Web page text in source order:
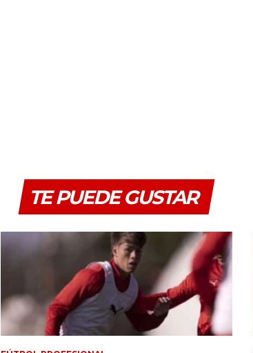
TE PUEDE GUSTAR